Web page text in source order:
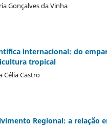
Gonçalves da Vinha
internacional: do
tropical
Célia Castro
Regional: a